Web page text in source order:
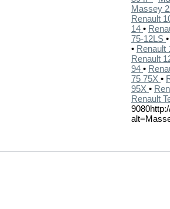
Massey
Renault
14 •
75-12LS •
• Renault
Renault
94 •
75 75X •
95X •
Renault